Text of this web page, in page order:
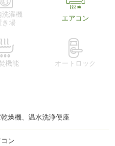
洗濯機
き場
エアコン
機能 オートロック
燥機、温水洗浄便座
ン